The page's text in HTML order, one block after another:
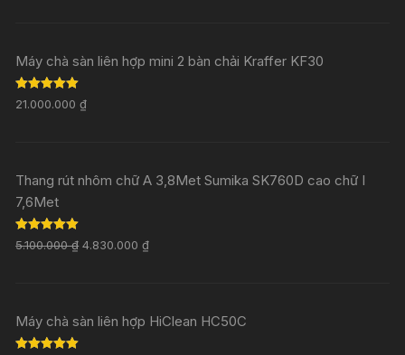
Máy chà sàn liên hợp mini 2 bàn chải Kraffer KF30
Rated5.00
out of 5
21.000.000₫
Thang rút nhôm chữ A 3,8Met Sumika SK760D cao chữ I
7,6Met
Rated5.00
out of 5
5.100.000₫ 4.830.000₫
Máy chà sàn liên hợp HiClean HC50C